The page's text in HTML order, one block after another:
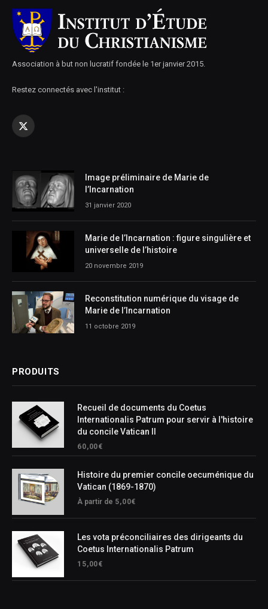
Association à but non lucratif fondée le 1er janvier 2015.
Restez connectés avec l'institut :
X
Image préliminaire de Marie de
l’Incarnation
31 janvier 2020
Marie de l’Incarnation : figure singulière et
universelle de l’histoire
20 novembre 2019
Reconstitution numérique du visage de
Marie de l’Incarnation
11 octobre 2019
PRODUITS
Recueil de documents du Coetus
Internationalis Patrum pour servir à l'histoire
du concile Vatican II
60,00€
Histoire du premier concile oecuménique du
Vatican (1869-1870)
À partir de 5,00€
Les vota préconciliaires des dirigeants du
Coetus Internationalis Patrum
15,00€